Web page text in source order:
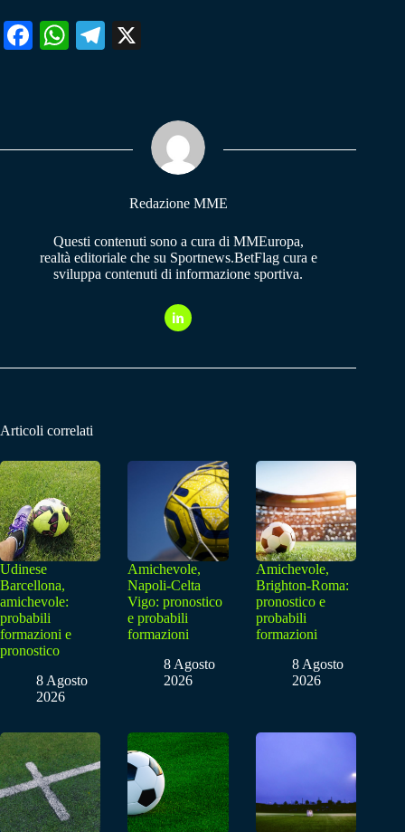
Fa W
pp
Te
m
Redazione MME
Questi contenuti sono a cura di MMEuropa,
realtà editoriale che su Sportnews.BetFlag cura e
sviluppa contenuti di informazione sportiva.
Articoli correlati
Udinese
Barcellona,
amichevole:
probabili
formazioni e
pronostico
8 Agosto
2026
Amichevole,
Napoli-Celta
Vigo: pronostico
e probabili
formazioni
8 Agosto
2026
Amichevole,
Brighton-Roma:
pronostico e
probabili
formazioni
8 Agosto
2026